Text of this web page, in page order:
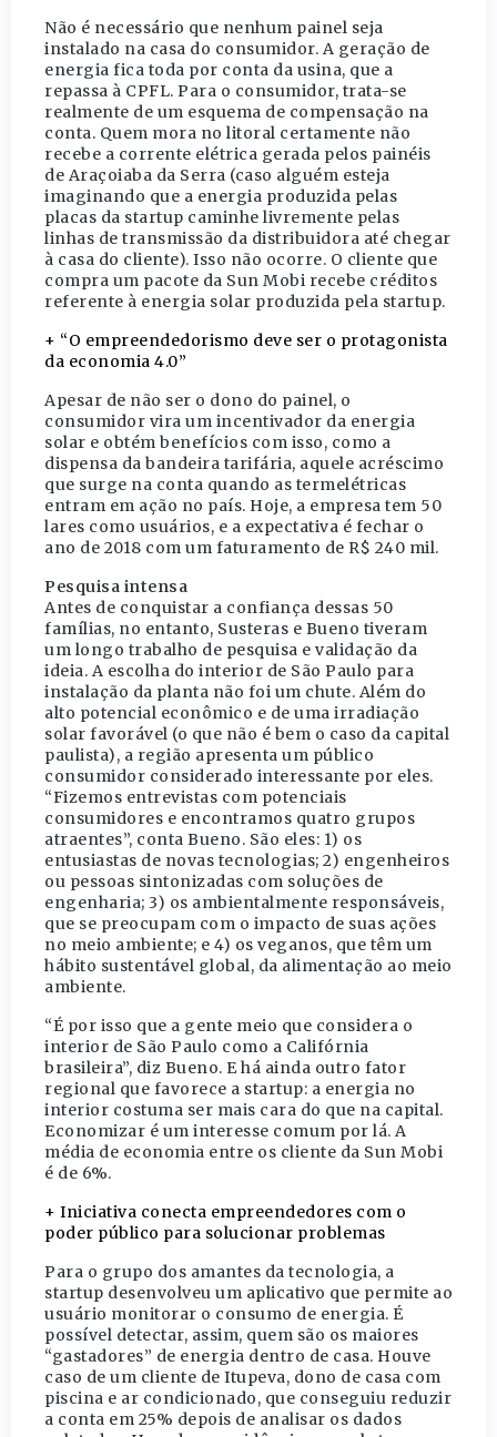
Não é necessário que nenhum painel seja
instalado na casa do consumidor. A geração de
energia fica toda por conta da usina, que a
repassa à CPFL. Para o consumidor, trata-se
realmente de um esquema de compensação na
conta. Quem mora no litoral certamente não
recebe a corrente elétrica gerada pelos painéis
de Araçoiaba da Serra (caso alguém esteja
imaginando que a energia produzida pelas
placas da startup caminhe livremente pelas
linhas de transmissão da distribuidora até chegar
à casa do cliente). Isso não ocorre. O cliente que
compra um pacote da Sun Mobi recebe créditos
referente à energia solar produzida pela startup.
+ “O empreendedorismo deve ser o protagonista
da economia 4.0”
Apesar de não ser o dono do painel, o
consumidor vira um incentivador da energia
solar e obtém benefícios com isso, como a
dispensa da bandeira tarifária, aquele acréscimo
que surge na conta quando as termelétricas
entram em ação no país. Hoje, a empresa tem 50
lares como usuários, e a expectativa é fechar o
ano de 2018 com um faturamento de R$ 240 mil.
Pesquisa intensa
Antes de conquistar a confiança dessas 50
famílias, no entanto, Susteras e Bueno tiveram
um longo trabalho de pesquisa e validação da
ideia. A escolha do interior de São Paulo para
instalação da planta não foi um chute. Além do
alto potencial econômico e de uma irradiação
solar favorável (o que não é bem o caso da capital
paulista), a região apresenta um público
consumidor considerado interessante por eles.
“Fizemos entrevistas com potenciais
consumidores e encontramos quatro grupos
atraentes”, conta Bueno. São eles: 1) os
entusiastas de novas tecnologias; 2) engenheiros
ou pessoas sintonizadas com soluções de
engenharia; 3) os ambientalmente responsáveis,
que se preocupam com o impacto de suas ações
no meio ambiente; e 4) os veganos, que têm um
hábito sustentável global, da alimentação ao meio
ambiente.
“É por isso que a gente meio que considera o
interior de São Paulo como a Califórnia
brasileira”, diz Bueno. E há ainda outro fator
regional que favorece a startup: a energia no
interior costuma ser mais cara do que na capital.
Economizar é um interesse comum por lá. A
média de economia entre os cliente da Sun Mobi
é de 6%.
+ Iniciativa conecta empreendedores com o
poder público para solucionar problemas
Para o grupo dos amantes da tecnologia, a
startup desenvolveu um aplicativo que permite ao
usuário monitorar o consumo de energia. É
possível detectar, assim, quem são os maiores
“gastadores” de energia dentro de casa. Houve
caso de um cliente de Itupeva, dono de casa com
piscina e ar condicionado, que conseguiu reduzir
a conta em 25% depois de analisar os dados